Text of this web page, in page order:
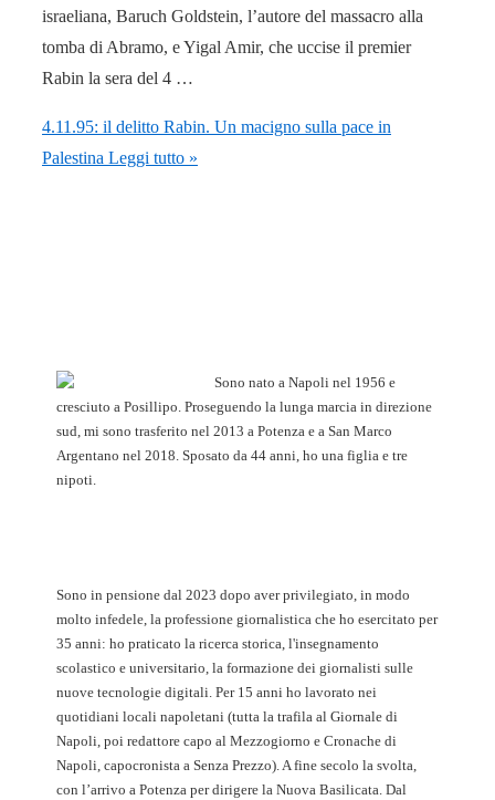
israeliana, Baruch Goldstein, l’autore del massacro alla
tomba di Abramo, e Yigal Amir, che uccise il premier
Rabin la sera del 4 …
4.11.95: il delitto Rabin. Un macigno sulla pace in
Palestina Leggi tutto »
Sono nato a Napoli nel 1956 e
cresciuto a Posillipo. Proseguendo la lunga marcia in direzione
sud, mi sono trasferito nel 2013 a Potenza e a San Marco
Argentano nel 2018. Sposato da 44 anni, ho una figlia e tre
nipoti.
Sono in pensione dal 2023 dopo aver privilegiato, in modo
molto infedele, la professione giornalistica che ho esercitato per
35 anni: ho praticato la ricerca storica, l'insegnamento
scolastico e universitario, la formazione dei giornalisti sulle
nuove tecnologie digitali. Per 15 anni ho lavorato nei
quotidiani locali napoletani (tutta la trafila al Giornale di
Napoli, poi redattore capo al Mezzogiorno e Cronache di
Napoli, capocronista a Senza Prezzo). A fine secolo la svolta,
con l’arrivo a Potenza per dirigere la Nuova Basilicata. Dal